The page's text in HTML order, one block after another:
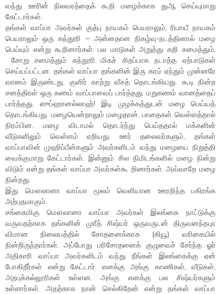
வந்து ஊரின் நிலவரத்தைக் கூறி மழைக்காக துஆ செய்யுமாறு
கேட்டார்கள்.
தங்கள் வாப்பா அவர்கள் குத்பு நாயகம் பெயராலும், ரிபாயீ நாயகம்
பெயராலும் ஒரு கந்தூரி – அன்னதான நிகழ்வு-நடத்தினால் மழை
பெய்யும் என்று கூறினார்கள். பல மாடுகள் அறுத்து கறி சமைத்தும்,
சோறு சமைத்தும் கந்தூரி மிகச் சிறப்பாக நடாத்த ஏற்பாடுகள்
செய்யப்பட்டன. தங்கள் வாப்பா தங்களின் இரு கரம் ஏந்தும் முன்னரே
வானம் இருண்டது, குளிர் காற்று வீசத் தொடங்கியது. கூடி நின்ற
சனத்திரள் ஒரு கணம் வாப்பாவைப் பார்த்தது. மறுகணம் வானத்தைப்
பார்த்தது. ஸுப்ஹானல்லாஹ்! இடி முழக்கத்துடன் மழை பெய்யத்
தொடங்கியது. மழையென்றாலும் மழைதான். பாதைகள் வெள்ளத்தால்
நிரம்பின. மழை விடாமல் தொடர்ந்து பெய்ததால் மக்களின்
வீடுகளிலும் வெள்ளம் ஏறியது. ஊர் தலைவர்களும், தங்கள்
வாப்பாவின் முஹிப்பீன்களும் அவர்களிடம் வந்து மழையை நிறுத்தி
வைக்குமாறு கேட்டார்கள். இன்னும் சில நிமிடங்களில் மழை நின்று
விடும் என்று தங்கள் வாப்பா அவர்கள்கூ றினார்கள். அவ்வாறே மழை
நின்றது.
இது மௌலானா வாப்பா மூலம் வெளியான ஊரறிந்த பகிரங்க
அற்புதமாகும்.
சங்கைமிகு மௌலானா வாப்பா அவர்கள் இலங்கை நாட்டுக்கு
வருவதற்காக தங்களின் முரீத் சிஷ்யர் ஒருவருடன் திருவனந்தபுர
விமான நிலையத்தில் சோதனைக்காக (கியூ) வரிசையில்
நின்றிருந்தார்கள். அப்போது பரிசோதனைக் குழுவைச் சேர்ந்த ஓர்
அதிகாரி வாப்பா அவர்களிடம் வந்து நீங்கள் இலங்கைக்கு ஏன்
போகிறீர்கள் என்று கேட்டார். எனக்கு அங்கு காணிகள், வீடுகள்,
அறபுக்கல்லூரிகள் உள்ளன. அங்கு எனக்கு பல சிஷ்யர்களும்
உள்ளார்கள். அதற்காக நான் செல்கிறேன் என்று தங்கள் வாப்பா